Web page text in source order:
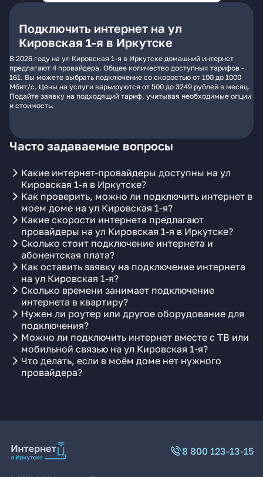
Подключить интернет на ул
Кировская 1-я в Иркутске
В 2026 году на ул Кировская 1-я в Иркутске домашний интернет
предлагают 4 провайдера. Общее количество доступных тарифов -
161. Вы можете выбрать подключение со скоростью от 100 до 1000
Мбит/с. Цены на услуги варьируются от 500 до 3249 рублей в месяц.
Подайте заявку на подходящий тариф, учитывая необходимые опции
и стоимость.
Часто задаваемые вопросы
Какие интернет-провайдеры доступны на ул
Кировская 1-я в Иркутске?
Как проверить, можно ли подключить интернет в
моем доме на ул Кировская 1-я?
Какие скорости интернета предлагают
провайдеры на ул Кировская 1-я в Иркутске?
Сколько стоит подключение интернета и
абонентская плата?
Как оставить заявку на подключение интернета
на ул Кировская 1-я?
Сколько времени занимает подключение
интернета в квартиру?
Нужен ли роутер или другое оборудование для
подключения?
Можно ли подключить интернет вместе с ТВ или
мобильной связью на ул Кировская 1-я?
Что делать, если в моём доме нет нужного
провайдера?
8 800 123-13-15